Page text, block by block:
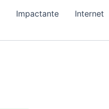
Impactante Internet